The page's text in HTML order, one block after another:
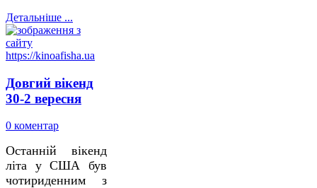
Детальніше ...
Довгий вікенд
30-2 вересня
0 коментар
Останній вікенд
літа у США був
чотириденним з